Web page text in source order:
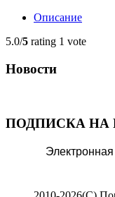
Описание
5.0/5 rating 1 vote
Новости
ПОДПИСКА НА
Электронная